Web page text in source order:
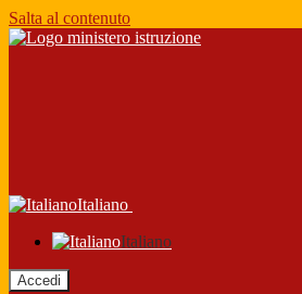
Salta al contenuto
Italiano
Italiano
Accedi